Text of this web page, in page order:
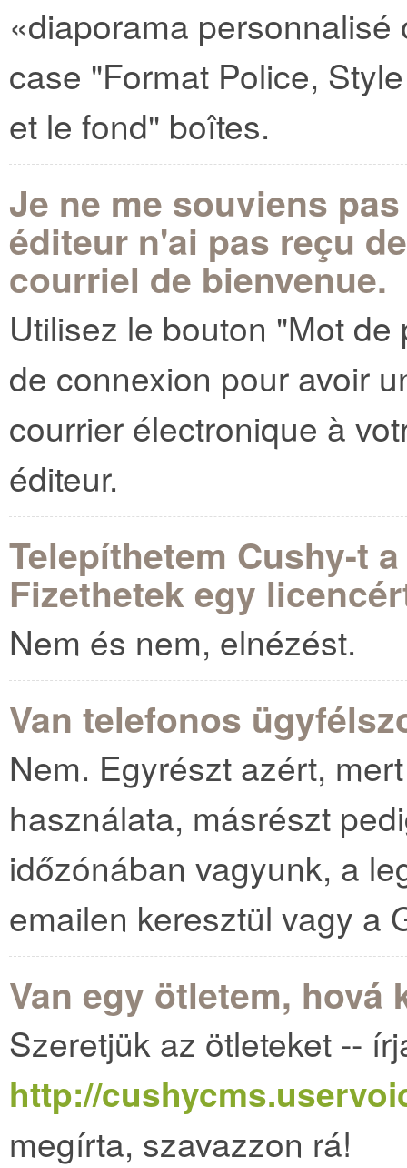
«diaporama
case "Format Police,
et le fond" boîtes.
Je ne me souviens
éditeur n'ai pas reçu
courriel de bienvenue.
Utilisez le bouton "Mot
de connexion pour avoir
courrier électronique à
éditeur.
Telepíthetem Cushy-t
Fizethetek egy
Nem és nem, elnézést.
Van telefonos
Nem. Egyrészt azért,
használata, másrészt
időzónában vagyunk, a
emailen keresztül vagy a
Van egy ötletem, hová
Szeretjük az ötleteket --
http://
megírta, szavazzon rá!